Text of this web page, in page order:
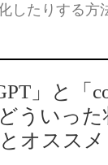
したりする方
」と「
ういった
とオスス